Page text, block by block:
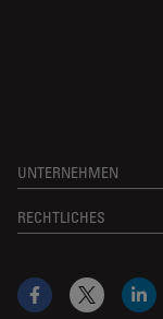
UNTERNEHMEN
RECHTLICHES
Facebook
X